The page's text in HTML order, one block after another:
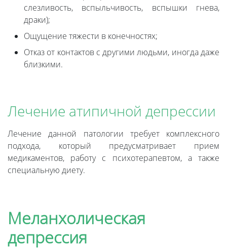
слезливость, вспыльчивость, вспышки гнева,
драки);
Ощущение тяжести в конечностях;
Отказ от контактов с другими людьми, иногда даже
близкими.
Лечение атипичной депрессии
Лечение данной патологии требует комплексного
подхода, который предусматривает прием
медикаментов, работу с психотерапевтом, а также
специальную диету.
Меланхолическая
депрессия